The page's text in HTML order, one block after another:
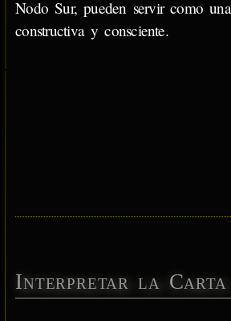
Nodo Sur, pueden servir como
constructiva y consciente.
Interpretar la